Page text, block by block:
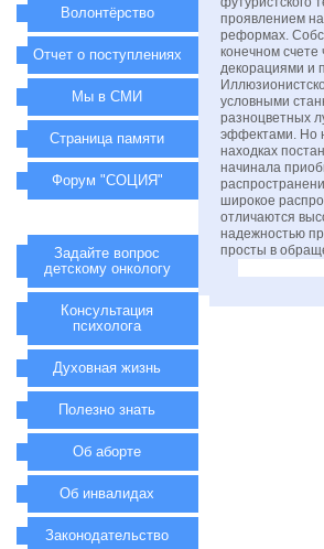
проявлением
реформах.
конечном счете
декорациями и
условными
разноцветных
эффектами. Но
находках
начинала
широкое
отличаются
надежностью
просты в
Волонтёрство
Отчет о поступлениях
Мы в СМИ
Страница памяти
Форум "СОЦИЯ"
Задайте вопрос
детскому онкологу
Консультация
психолога
Духовная жизнь
Полезно знать
Об аборте
Об инвалидах
Законодательство